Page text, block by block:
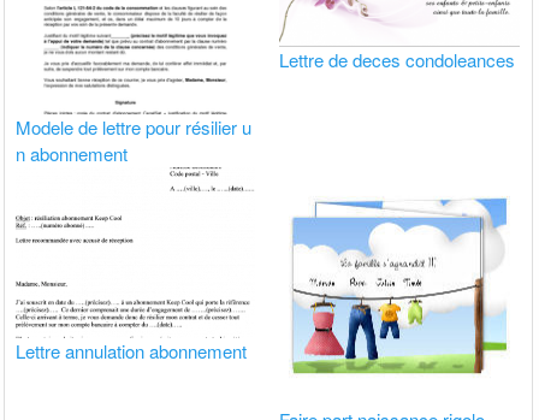
Modele de lettre pour résilier u
n abonnement
Lettre de deces condoleances
Lettre annulation abonnement